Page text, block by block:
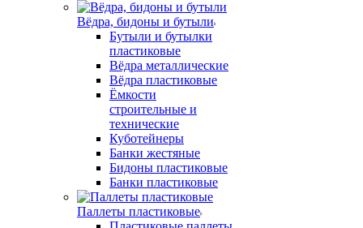
Вёдра, бидоны и бутыли
Бутыли и бутылки
пластиковые
Вёдра металлические
Вёдра пластиковые
Ёмкости
строительные и
технические
Куботейнеры
Банки жестяные
Бидоны пластиковые
Банки пластиковые
Паллеты пластиковые